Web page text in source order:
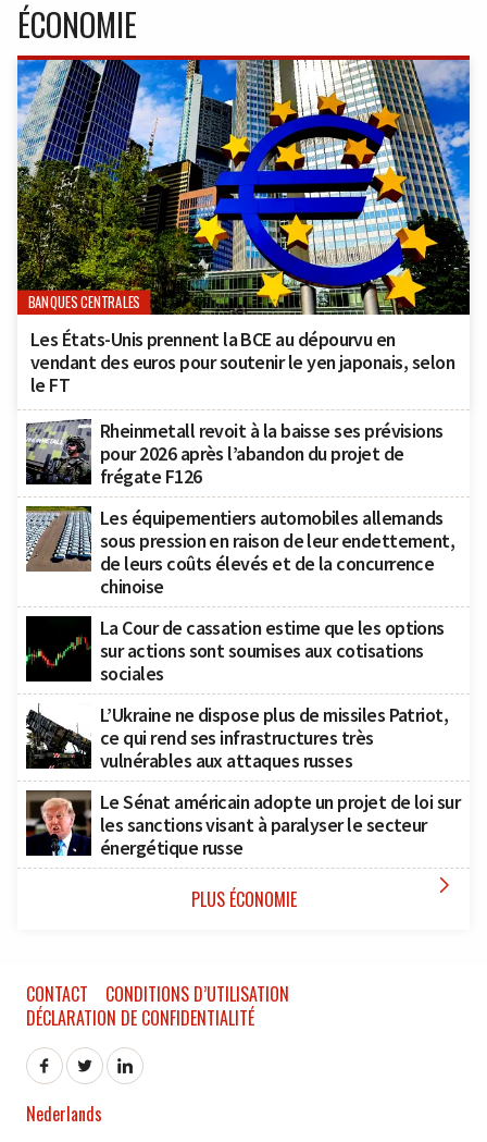
ÉCONOMIE
BANQUES CENTRALES
Les États-Unis prennent la BCE au dépourvu en
vendant des euros pour soutenir le yen japonais, selon
le FT
Rheinmetall revoit à la baisse ses prévisions
pour 2026 après l’abandon du projet de
frégate F126
Les équipementiers automobiles allemands
sous pression en raison de leur endettement,
de leurs coûts élevés et de la concurrence
chinoise
La Cour de cassation estime que les options
sur actions sont soumises aux cotisations
sociales
L’Ukraine ne dispose plus de missiles Patriot,
ce qui rend ses infrastructures très
vulnérables aux attaques russes
Le Sénat américain adopte un projet de loi sur
les sanctions visant à paralyser le secteur
énergétique russe
PLUS ÉCONOMIE 
CONTACT
CONDITIONS D’UTILISATION
DÉCLARATION DE CONFIDENTIALITÉ
Nederlands